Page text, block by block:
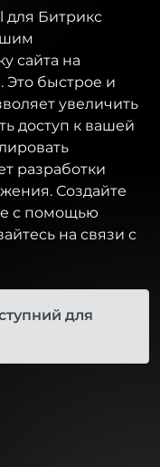
для Битрикс
сайта на
Это быстрое и
увеличить
доступ к вашей
разработки
Создайте
с помощью
на связи с
для